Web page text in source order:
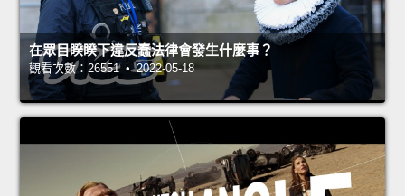
在眾目睽睽下違反蠢法律會發生什麼事？
觀看次數：26551 • 2022-05-18